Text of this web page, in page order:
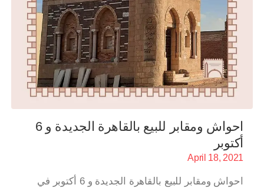
احواش ومقابر للبيع بالقاهرة الجديدة و 6
أكتوبر
April 18, 2021
احواش ومقابر للبيع بالقاهرة الجديدة و 6 أكتوبر في